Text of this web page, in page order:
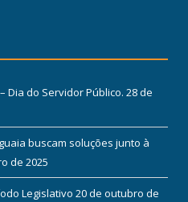
Dia do Servidor Público. 28 de
buscam soluções junto à
de 2025
Legislativo 20 de outubro de